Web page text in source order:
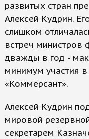
развитых стран
Алексей Кудрин.
слишком
встреч министров
дважды в год -
минимум участия
«Коммерсант».
Алексей Кудрин
мировой
секретарем